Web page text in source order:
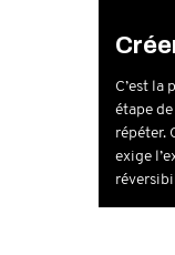
C’est
étape
répéter.
exige